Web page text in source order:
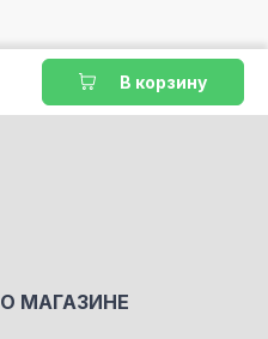
В корзину
О МАГАЗИНЕ